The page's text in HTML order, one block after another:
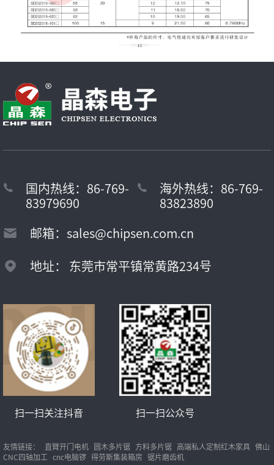
国内热线：86-769-
83979690
海外热线：86-769-
83823890
邮箱：sales@chipsen.com.cn
地址： 东莞市常平镇常黄路234号
扫一扫关注抖音 扫一扫公众号
友情链接： 直臂开门电机 圆木多片锯 方料多片锯 高端私人定制红木家具 佛山
CNC四轴加工 cnc电脑锣 得劳斯集装箱房 锯片磨齿机